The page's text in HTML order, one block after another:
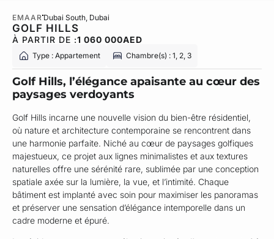
EMAAR Dubai South , Dubai
GOLF HILLS
À PARTIR DE :1 060 000AED
Type : Appartement Chambre(s) : 1, 2, 3
Golf Hills, l’élégance apaisante au cœur des
paysages verdoyants
Golf Hills incarne une nouvelle vision du bien-être résidentiel,
où nature et architecture contemporaine se rencontrent dans
une harmonie parfaite. Niché au cœur de paysages golfiques
majestueux, ce projet aux lignes minimalistes et aux textures
naturelles offre une sérénité rare, sublimée par une conception
spatiale axée sur la lumière, la vue, et l’intimité. Chaque
bâtiment est implanté avec soin pour maximiser les panoramas
et préserver une sensation d’élégance intemporelle dans un
cadre moderne et épuré.